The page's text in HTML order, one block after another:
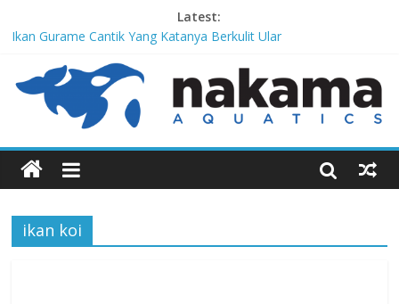
Latest:
Ikan Gurame Cantik Yang Katanya Berkulit Ular
Chitala Lopis, Ikan Belida Yang Kembali dari Kepunahannya
Channa Orientalis, Kembaran Limbata Yang Tidak Populer di
Indonesia
Red-Tailed Black Shark, Hiu Gadungan Yang Terancam Punah
ikan koi